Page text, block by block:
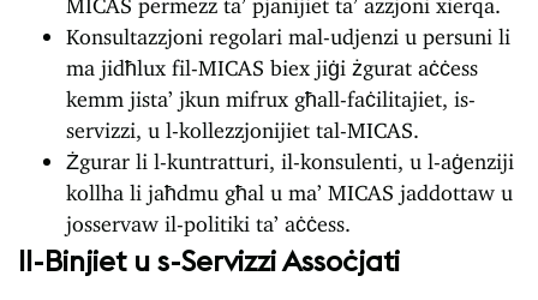
Konsultazzjoni regolari mal-udjenzi u persuni li
ma jidħlux fil-MICAS biex jiġi żgurat aċċess
kemm jista’ jkun mifrux għall-faċilitajiet, is-
servizzi, u l-kollezzjonijiet tal-MICAS.
Żgurar li l-kuntratturi, il-konsulenti, u l-aġenziji
kollha li jaħdmu għal u ma’ MICAS jaddottaw u
josservaw il-politiki ta’ aċċess.
Il-Binjiet u s-Servizzi Assoċjati